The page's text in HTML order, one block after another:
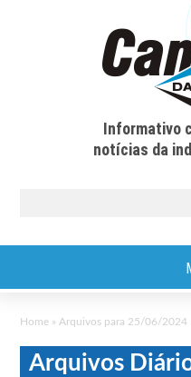
Informativo
notícias da
Home » Arquivos para 25/06/2024
Arquivos